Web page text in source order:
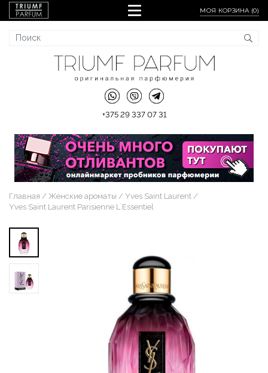
МОЯ КОРЗИНА (0)
+375 29 337 07 31
Главная Женские ароматы
Yves Saint Laurent
Yves Saint Laurent Parisienne L`Essentiel